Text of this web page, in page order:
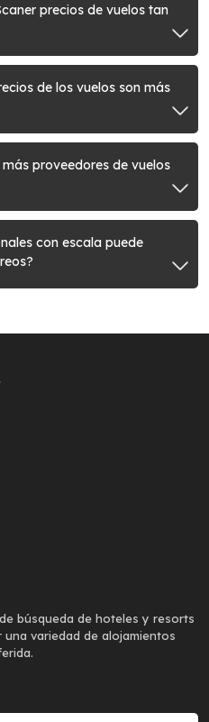
precios de vuelos tan
de los vuelos son más
proveedores de vuelos
con escala puede
búsqueda de hoteles y resorts
variedad de alojamientos